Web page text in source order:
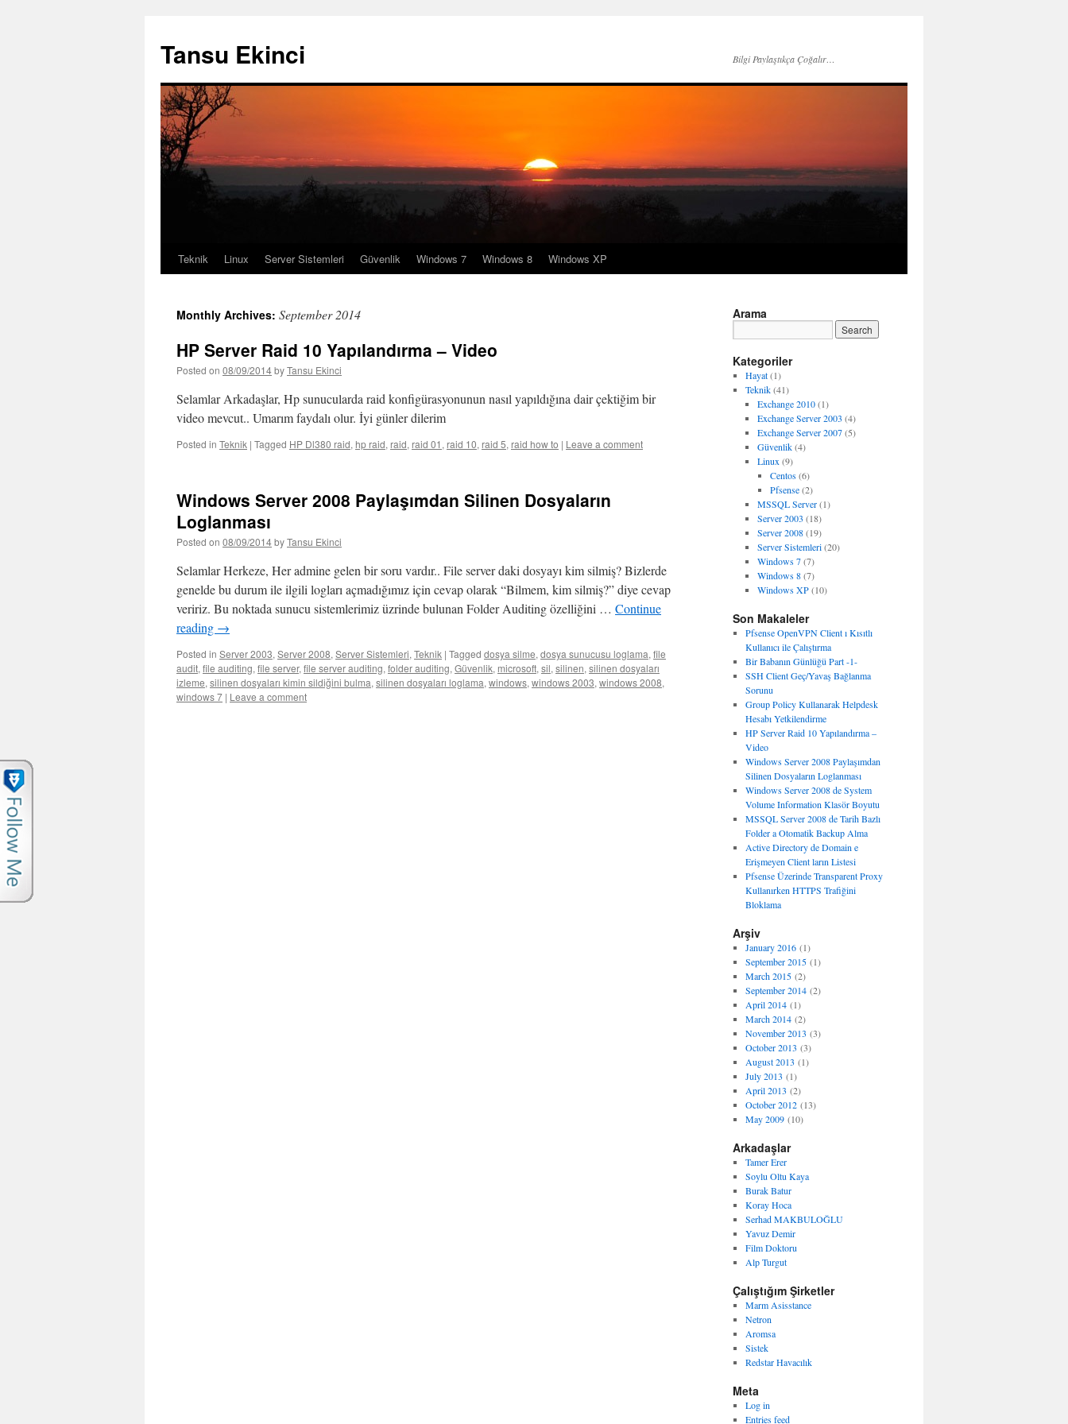
Tansu Ekinci Bilgi Paylaştıkça Çoğalır…
Skip
content
Teknik Linux Server Sistemleri Güvenlik Windows 7 Windows 8 Windows XP
Monthly Archives: September 2014
HP Server Raid 10 Yapılandırma – Video
Posted on 08/09/2014byTansu Ekinci
Selamlar Arkadaşlar, Hp sunucularda raid konfigürasyonunun nasıl yapıldığına dair çektiğim bir
video mevcut.. Umarım faydalı olur. İyi günler dilerim
Posted in Teknik | Tagged HP Dl380 raid, hp raid, raid, raid 01 , raid 10, raid 5, raid how to | Leave a comment
Windows Server 2008 Paylaşımdan Silinen Dosyaların
Loglanması
Posted on 08/09/2014byTansu Ekinci
Selamlar Herkeze, Her admine gelen bir soru vardır.. File server daki dosyayı kim silmiş? Bizlerde
genelde bu durum ile ilgili logları açmadığımız için cevap olarak “Bilmem, kim silmiş?” diye cevap
veririz. Bu noktada sunucu sistemlerimiz üzrinde bulunan Folder Auditing özelliğini … Continue
reading →
Posted in Server 2003, Server 2008, Server Sistemleri, Teknik | Tagged dosya silme, dosya sunucusu loglama, file
audit, file auditing, file server, file server auditing, folder auditing, Güvenlik, microsoft, sil, silinen, silinen dosyaları
izleme, silinen dosyaları kimin sildiğini bulma, silinen dosyaları loglama, windows, windows 2003, windows 2008,
windows 7 | Leave a comment
Arama
Kategoriler
Hayat(1)
Teknik(41)
Exchange 2010(1)
Exchange Server 2003 (4)
Exchange Server 2007(5)
Güvenlik(4)
Linux (9)
Centos(6)
Pfsense(2)
MSSQL Server(1)
Server 2003 (18)
Server 2008(19)
Server Sistemleri(20)
Windows 7(7)
Windows 8(7)
Windows XP(10)
Son Makaleler
Pfsense OpenVPN Client ı Kısıtlı
Kullanıcı ile Çalıştırma
Bir Babanın Günlüğü Part -1-
SSH Client Geç/Yavaş Bağlanma
Sorunu
Group Policy Kullanarak Helpdesk
Hesabı Yetkilendirme
HP Server Raid 10 Yapılandırma –
Video
Windows Server 2008 Paylaşımdan
Silinen Dosyaların Loglanması
Windows Server 2008 de System
Volume Information Klasör Boyutu
MSSQL Server 2008 de Tarih Bazlı
Folder a Otomatik Backup Alma
Active Directory de Domain e
Erişmeyen Client ların Listesi
Pfsense Üzerinde Transparent Proxy
Kullanırken HTTPS Trafiğini
Bloklama
Arşiv
January 2016(1)
September 2015(1)
March 2015(2)
September 2014(2)
April 2014(1)
March 2014(2)
November 2013 (3)
October 2013 (3)
August 2013 (1)
July 2013 (1)
April 2013 (2)
October 2012(13)
May 2009(10)
Arkadaşlar
Tamer Erer
Soylu Oltu Kaya
Burak Batur
Koray Hoca
Serhad MAKBULOĞLU
Yavuz Demir
Film Doktoru
Alp Turgut
Çalıştığım Şirketler
Marm Asisstance
Netron
Aromsa
Sistek
Redstar Havacılık
Meta
Log in
Entries feed